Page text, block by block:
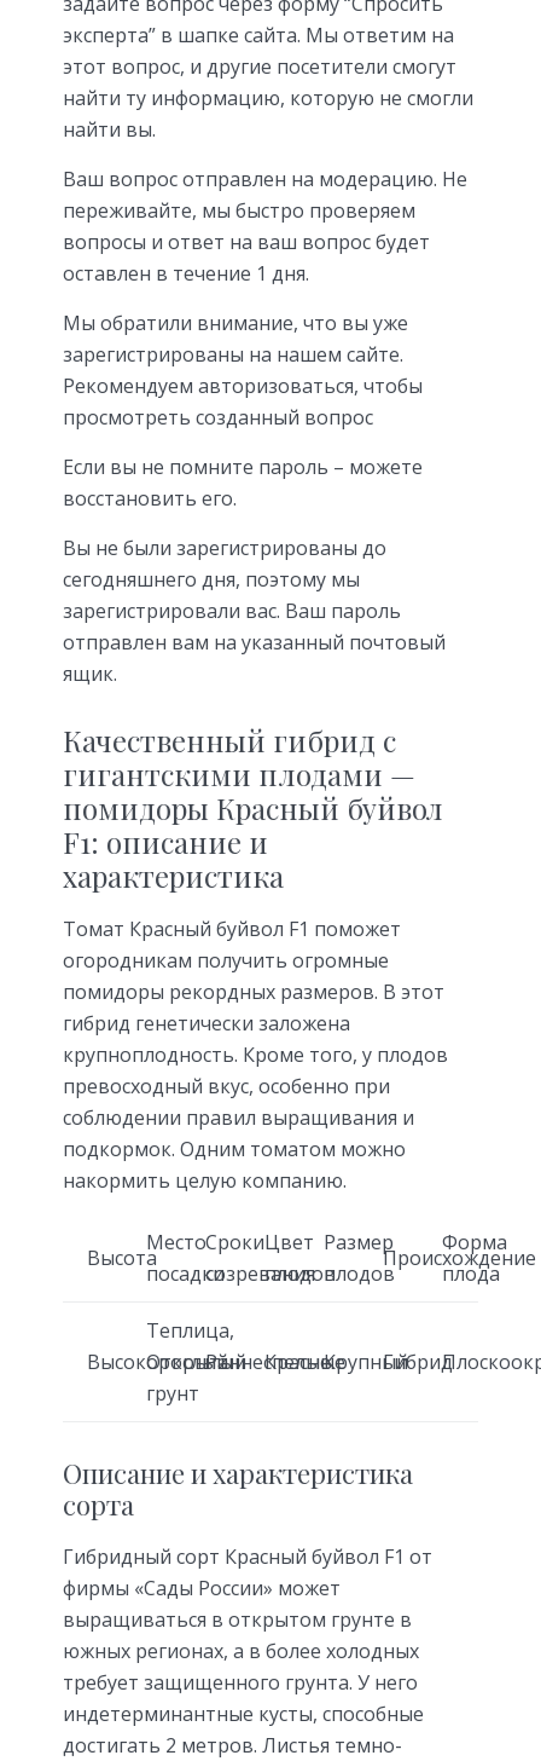
эксперта” в шапке сайта. Мы ответим на
этот вопрос, и другие посетители смогут
найти ту информацию, которую не смогли
найти вы.
Ваш вопрос отправлен на модерацию. Не
переживайте, мы быстро проверяем
вопросы и ответ на ваш вопрос будет
оставлен в течение 1 дня.
Мы обратили внимание, что вы уже
зарегистрированы на нашем сайте.
Рекомендуем авторизоваться, чтобы
просмотреть созданный вопрос
Если вы не помните пароль – можете
восстановить его.
Вы не были зарегистрированы до
сегодняшнего дня, поэтому мы
зарегистрировали вас. Ваш пароль
отправлен вам на указанный почтовый
ящик.
Качественный гибрид с
гигантскими плодами —
помидоры Красный буйвол
F1: описание и
характеристика
Томат Красный буйвол F1 поможет
огородникам получить огромные
помидоры рекордных размеров. В этот
гибрид генетически заложена
крупноплодность. Кроме того, у плодов
превосходный вкус, особенно при
соблюдении правил выращивания и
подкормок. Одним томатом можно
накормить целую компанию.
Высота
Место
посадки
Сроки
созревания
Цвет
плодов
Размер
плодов
Происхождение
Форма
плода
Высокорослый
Теплица,
Открытый
грунт
Раннеспелые
КрасныеКрупныйГибрид
Описание и характеристика
сорта
Гибридный сорт Красный буйвол F1 от
фирмы «Сады России» может
выращиваться в открытом грунте в
южных регионах, а в более холодных
требует защищенного грунта. У него
индетерминантные кусты, способные
достигать 2 метров. Листья темно-